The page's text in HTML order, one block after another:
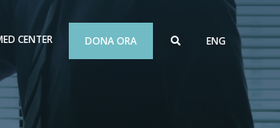
CENTER DONA ORA ENG